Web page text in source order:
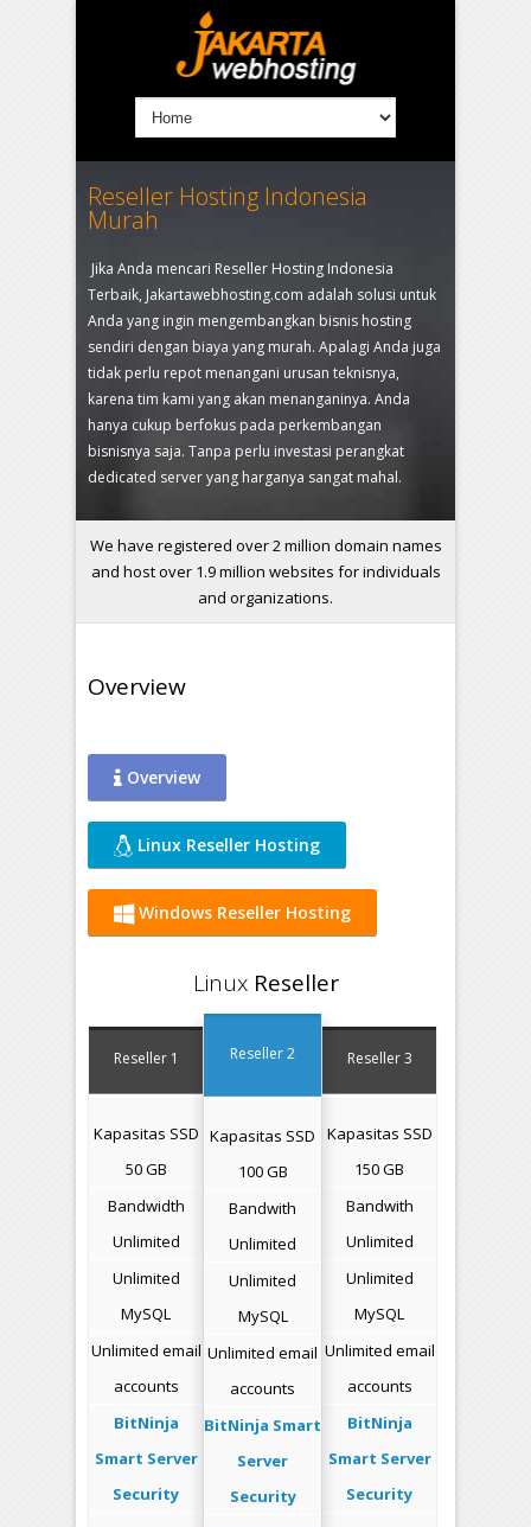
Reseller Hosting Indonesia
Murah
Jika Anda mencari Reseller Hosting Indonesia
Terbaik, Jakartawebhosting.com adalah solusi untuk
Anda yang ingin mengembangkan bisnis hosting
sendiri dengan biaya yang murah. Apalagi Anda juga
tidak perlu repot menangani urusan teknisnya,
karena tim kami yang akan menanganinya. Anda
hanya cukup berfokus pada perkembangan
bisnisnya saja. Tanpa perlu investasi perangkat
dedicated server yang harganya sangat mahal.
We have registered over 2 million domain names
and host over 1.9 million websites for individuals
and organizations.
Overview
Overview
Linux Reseller Hosting
Windows Reseller Hosting
LinuxReseller
Reseller 1
Kapasitas SSD
50 GB
Bandwidth
Unlimited
Unlimited
MySQL
Unlimited email
accounts
BitNinja
Smart Server
Security
Reseller 2
Kapasitas SSD
100 GB
Bandwith
Unlimited
Unlimited
MySQL
Unlimited email
accounts
BitNinja Smart
Server
Security
Reseller 3
Kapasitas SSD
150 GB
Bandwith
Unlimited
Unlimited
MySQL
Unlimited email
accounts
BitNinja
Smart Server
Security